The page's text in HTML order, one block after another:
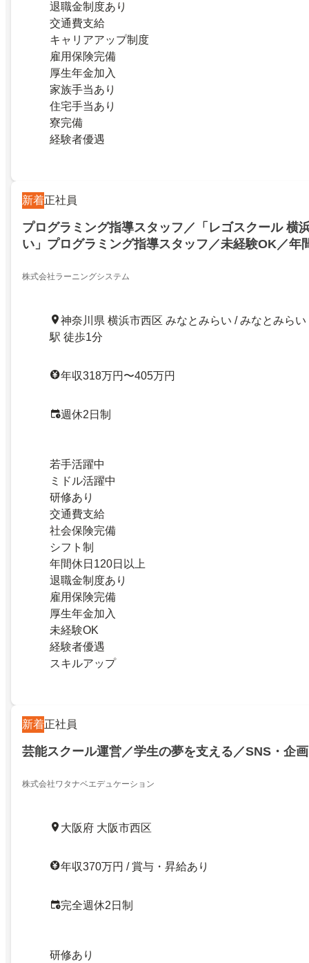
退職金制度あり
交通費支給
キャリアアップ制度
雇用保険完備
厚生年金加入
家族手当あり
住宅手当あり
寮完備
経験者優遇
新着正社員
プログラミング指導スタッフ／「レゴスクール 横
い」プログラミング指導スタッフ／未経験OK／年
株式会社ラーニングシステム
神奈川県 横浜市西区 みなとみらい / みなとみらい
駅 徒歩1分
年収318万円〜405万円
週休2日制
若手活躍中
ミドル活躍中
研修あり
交通費支給
社会保険完備
シフト制
年間休日120日以上
退職金制度あり
雇用保険完備
厚生年金加入
未経験OK
経験者優遇
スキルアップ
新着正社員
芸能スクール運営／学生の夢を支える／SNS・企
株式会社ワタナベエデュケーション
大阪府 大阪市西区
年収370万円 / 賞与・昇給あり
完全週休2日制
研修あり